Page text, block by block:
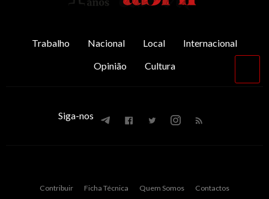
Trabalho Nacional Local
Internacional
Opinião
Cultura
Siga-nos
Contribuir Ficha Técnica Quem Somos Contactos